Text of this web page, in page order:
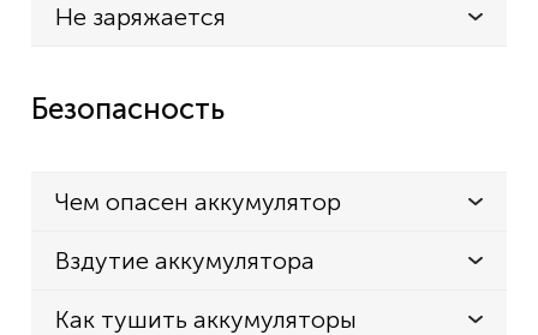
Не заряжается
Безопасность
Чем опасен аккумулятор
Вздутие аккумулятора
Как тушить аккумуляторы